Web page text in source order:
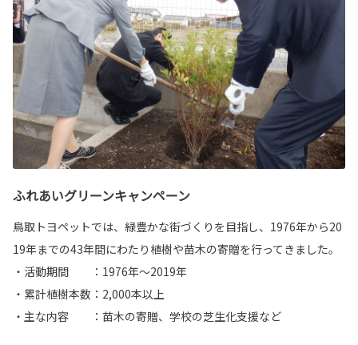
ふれあいグリーンキャンペーン
鳥取トヨペットでは、緑豊かな街づくりを目指し、1976年から20
19年までの43年間にわたり植樹や苗木の寄贈を行ってきました。
・活動期間 ：1976年～2019年
・累計植樹本数：2,000本以上
・主な内容 ：苗木の寄贈、学校の芝生化支援など